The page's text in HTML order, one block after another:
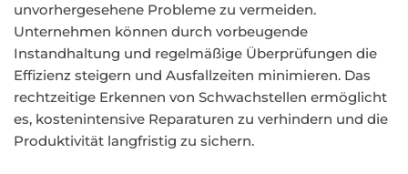
unvorhergesehene Probleme zu vermeiden.
Unternehmen können durch vorbeugende
Instandhaltung und regelmäßige Überprüfungen die
Effizienz steigern und Ausfallzeiten minimieren. Das
rechtzeitige Erkennen von Schwachstellen ermöglicht
es, kostenintensive Reparaturen zu verhindern und die
Produktivität langfristig zu sichern.